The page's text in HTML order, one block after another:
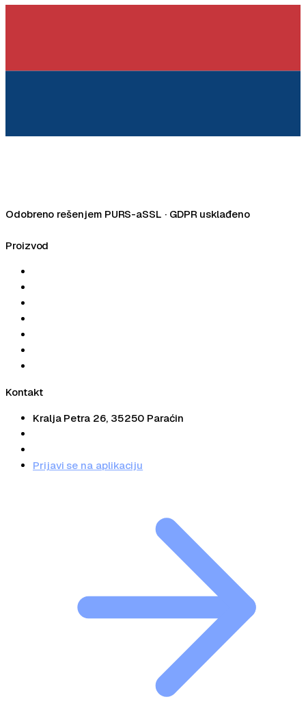
Odobreno rešenjem PURS-aSSL · GDPR usklađeno
Proizvod
Kontakt
Kralja Petra 26, 35250 Paraćin
Prijavi se na aplikaciju